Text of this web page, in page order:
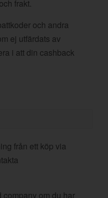
frakt.
och andra
ej utfärdats av
i att din cashback
från ett köp via
company om du har